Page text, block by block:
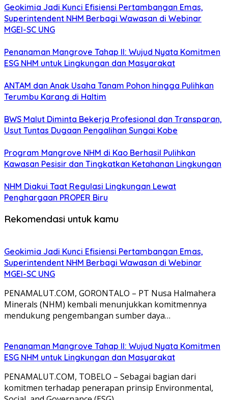
Geokimia Jadi Kunci Efisiensi Pertambangan Emas,
Superintendent NHM Berbagi Wawasan di Webinar
MGEI-SC UNG
Penanaman Mangrove Tahap II: Wujud Nyata Komitmen
ESG NHM untuk Lingkungan dan Masyarakat
ANTAM dan Anak Usaha Tanam Pohon hingga Pulihkan
Terumbu Karang di Haltim
BWS Malut Diminta Bekerja Profesional dan Transparan,
Usut Tuntas Dugaan Pengalihan Sungai Kobe
Program Mangrove NHM di Kao Berhasil Pulihkan
Kawasan Pesisir dan Tingkatkan Ketahanan Lingkungan
NHM Diakui Taat Regulasi Lingkungan Lewat
Penghargaan PROPER Biru
Rekomendasi untuk kamu
Geokimia Jadi Kunci Efisiensi Pertambangan Emas,
Superintendent NHM Berbagi Wawasan di Webinar
MGEI-SC UNG
PENAMALUT.COM, GORONTALO – PT Nusa Halmahera
Minerals (NHM) kembali menunjukkan komitmennya
mendukung pengembangan sumber daya…
Penanaman Mangrove Tahap II: Wujud Nyata Komitmen
ESG NHM untuk Lingkungan dan Masyarakat
PENAMALUT.COM, TOBELO – Sebagai bagian dari
komitmen terhadap penerapan prinsip Environmental,